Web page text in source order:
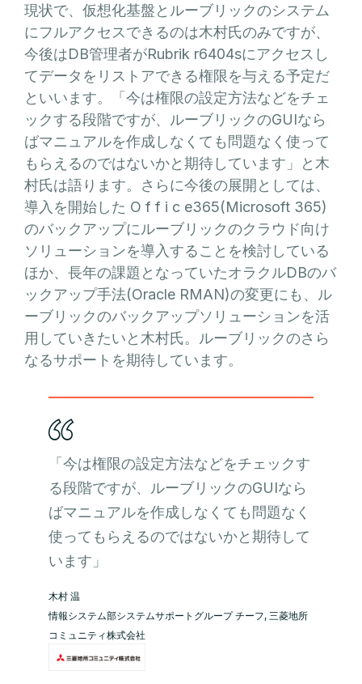
現状で、仮想化基盤とルーブリックのシステム
にフルアクセスできるのは木村氏のみですが、
今後はDB管理者がRubrik r6404sにアクセスし
てデータをリストアできる権限を与える予定だ
といいます。「今は権限の設定方法などをチェ
ックする段階ですが、ルーブリックのGUIなら
ばマニュアルを作成しなくても問題なく使って
もらえるのではないかと期待しています」と木
村氏は語ります。さらに今後の展開としては、
導入を開始した O f f i c e365(Microsoft 365)
のバックアップにルーブリックのクラウド向け
ソリューションを導入することを検討している
ほか、長年の課題となっていたオラクルDBのバ
ックアップ手法(Oracle RMAN)の変更にも、ル
ーブリックのバックアップソリューションを活
用していきたいと木村氏。ルーブリックのさら
なるサポートを期待しています。
「今は権限の設定方法などをチェックす
る段階ですが、ルーブリックのGUIなら
ばマニュアルを作成しなくても問題なく
使ってもらえるのではないかと期待して
います」
木村 温
情報システム部システムサポートグループ チーフ, 三菱地所
コミュニティ株式会社